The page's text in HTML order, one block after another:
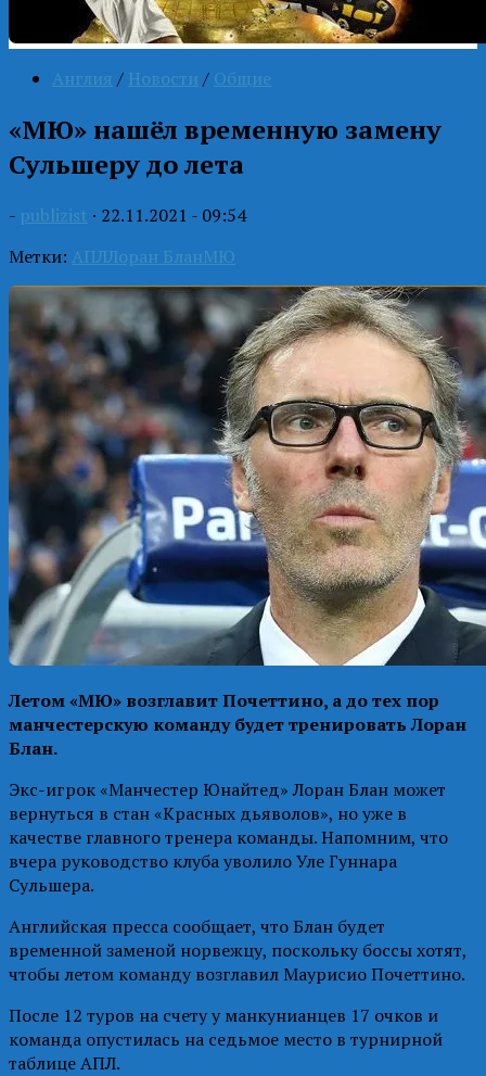
Англия / Новости / Общие
«МЮ» нашёл временную замену
Сульшеру до лета
- publizist · 22.11.2021 - 09:54
Метки: АПЛЛоран БланМЮ
Летом «МЮ» возглавит Почеттино, а до тех пор
манчестерскую команду будет тренировать Лоран
Блан.
Экс-игрок «Манчестер Юнайтед» Лоран Блан может
вернуться в стан «Красных дьяволов», но уже в
качестве главного тренера команды. Напомним, что
вчера руководство клуба уволило Уле Гуннара
Сульшера.
Английская пресса сообщает, что Блан будет
временной заменой норвежцу, поскольку боссы хотят,
чтобы летом команду возглавил Маурисио Почеттино.
После 12 туров на счету у манкунианцев 17 очков и
команда опустилась на седьмое место в турнирной
таблице АПЛ.